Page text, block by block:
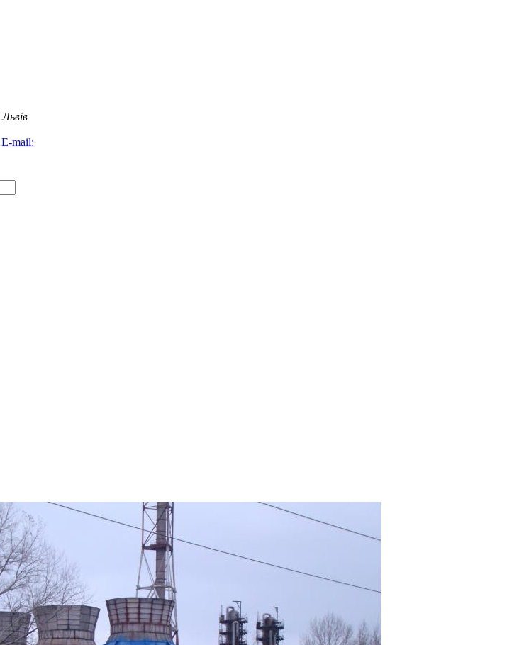
Львів
E-mail: